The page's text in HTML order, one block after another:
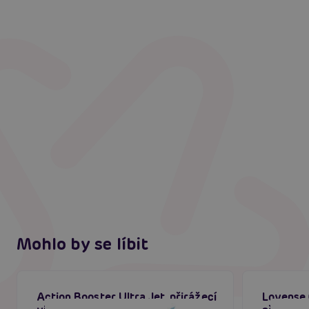
Mohlo by se líbit
Action Booster Ultra Jet, přirážecí